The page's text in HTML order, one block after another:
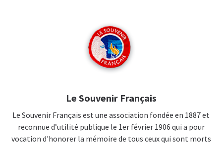
Le Souvenir Français
Le Souvenir Français est une association fondée en 1887 et
reconnue d’utilité publique le 1er février 1906 qui a pour
vocation d'honorer la mémoire de tous ceux qui sont morts